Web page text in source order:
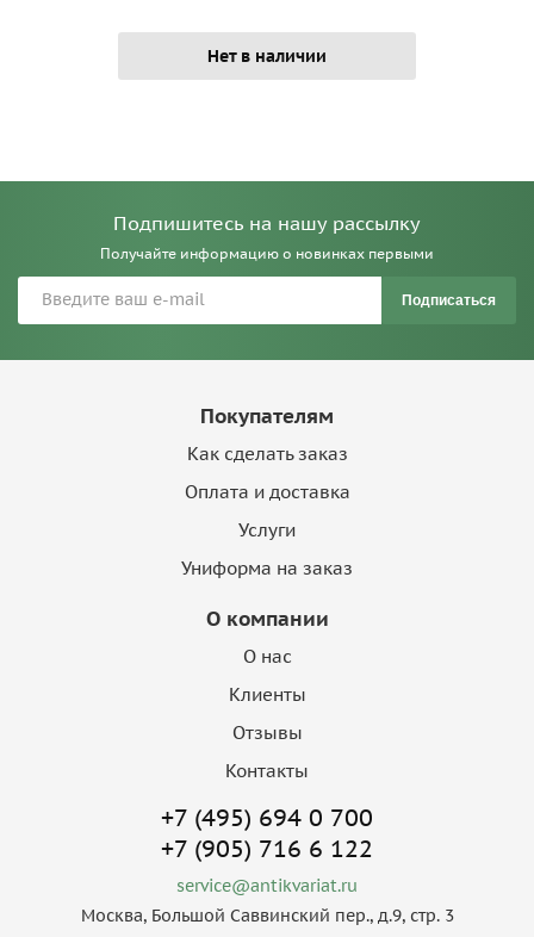
Нет в наличии
Подпишитесь на нашу рассылку
Получайте информацию о новинках первыми
Подписаться
Покупателям
Как сделать заказ
Оплата и доставка
Услуги
Униформа на заказ
О компании
О нас
Клиенты
Отзывы
Контакты
+7 (495) 694 0 700
+7 (905) 716 6 122
service@antikvariat.ru
Москва, Большой Саввинский пер., д.9, стр. 3